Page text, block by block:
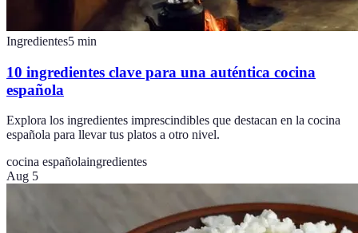
Ingredientes5 min
10 ingredientes clave para una auténtica cocina
española
Explora los ingredientes imprescindibles que destacan en la cocina
española para llevar tus platos a otro nivel.
cocina españolaingredientes
Aug 5